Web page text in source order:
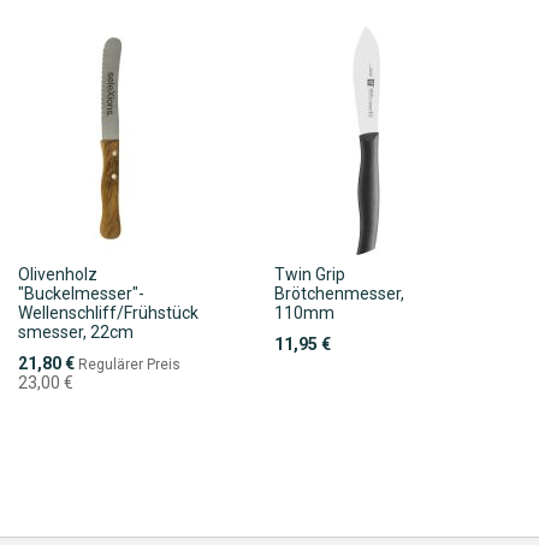
Olivenholz
"Buckelmesser"-
Wellenschliff/Frühstück
smesser, 22cm
Sonderpreis
21,80 € Regulärer Preis
23,00 €
Twin Grip
Brötchenmesser,
110mm
11,95 €